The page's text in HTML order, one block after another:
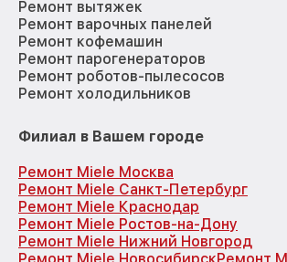
Ремонт вытяжек
Ремонт варочных панелей
Ремонт кофемашин
Ремонт парогенераторов
Ремонт роботов-пылесосов
Ремонт холодильников
Филиал в Вашем городе
Ремонт Miele Москва
Ремонт Miele Санкт-Петербург
Ремонт Miele Краснодар
Ремонт Miele Ростов-на-Дону
Ремонт Miele Нижний Новгород